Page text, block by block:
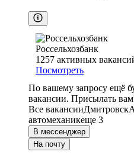
Россельхозбанк
1257 активных
Посмотреть
По вашему запросу ещё
вакансии. Присылать
Все вакансииДмитровск
автомеханикеще 3
В мессенджер
На почту